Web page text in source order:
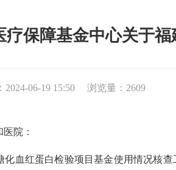
疗保障基金中心关于
2024-06-19 15:50 浏览量：2609
院：
红蛋白检验项目基金使用情况核查